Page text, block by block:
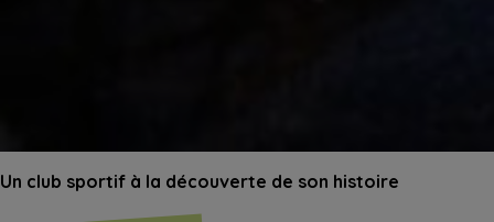
Un club sportif à la découverte de son histoire